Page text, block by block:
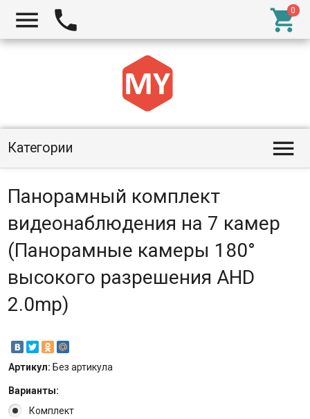
  
Категории 
Панорамный комплект
видеонаблюдения на 7 камер
(Панорамные камеры 180°
высокого разрешения AHD
2.0mp)
Артикул: Без артикула
Варианты:
Комплект